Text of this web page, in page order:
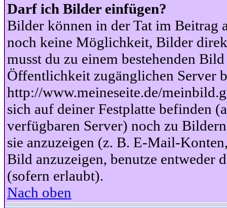
Darf ich Bilder einfügen?
Bilder können in der Tat im Beitrag
noch keine Möglichkeit, Bilder
musst du zu einem bestehenden
Öffentlichkeit zugänglichen Server
http://www.meineseite.de/
sich auf deiner Festplatte befinden
verfügbaren Server) noch zu
sie anzuzeigen (z. B. E-Mail-
Bild anzuzeigen, benutze
(sofern erlaubt).
Nach oben